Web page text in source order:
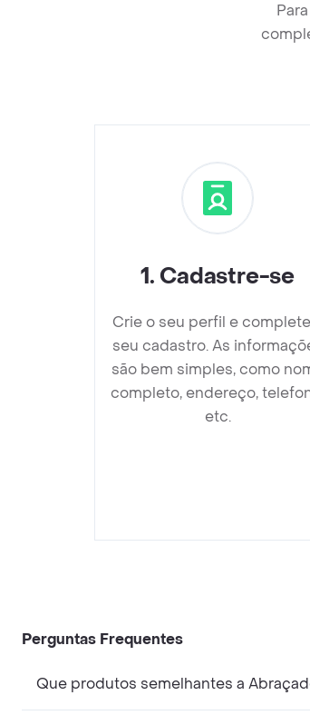
1. Cadastre-se
Crie o seu perfil e
seu cadastro. As
são bem simples, como
completo, endereço,
etc.
Perguntas Frequentes
Que produtos semelhantes a